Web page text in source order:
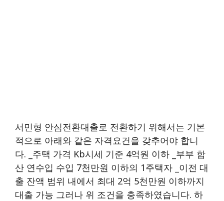
서민형 안심전환대출로 전환하기 위해서는 기본
적으로 아래와 같은 자격요건을 갖추어야 합니
다. _주택 가격 Kb시세 기준 4억원 이하 _부부 합
산 연수입 수입 7천만원 이하의 1주택자 _이전 대
출 잔액 범위 내에서 최대 2억 5천만원 이하까지
대출 가능 그러나 위 조건을 충족하였습니다. 하